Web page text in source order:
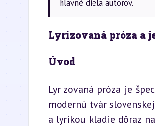
hlavné diela autorov.
Lyrizovaná próza a
Úvod
Lyrizovaná próza je
modernú tvár
a lyrikou kladie dôraz